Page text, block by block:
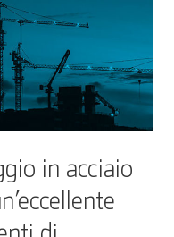
in acciaio